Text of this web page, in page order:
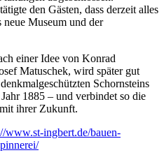
den Gästen, dass derzeit alles
Museum und der
einer Idee von Konrad
Matuschek, wird später gut
Schornsteins
1885 – und verbindet so die
ihrer Zukunft.
www.st-ingbert.de/bauen-